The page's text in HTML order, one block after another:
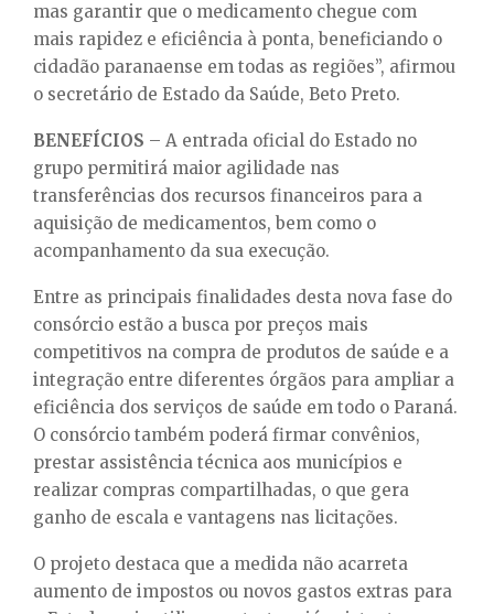
mas garantir que o medicamento chegue com
mais rapidez e eficiência à ponta, beneficiando o
cidadão paranaense em todas as regiões”, afirmou
o secretário de Estado da Saúde, Beto Preto.
BENEFÍCIOS – A entrada oficial do Estado no
grupo permitirá maior agilidade nas
transferências dos recursos financeiros para a
aquisição de medicamentos, bem como o
acompanhamento da sua execução.
Entre as principais finalidades desta nova fase do
consórcio estão a busca por preços mais
competitivos na compra de produtos de saúde e a
integração entre diferentes órgãos para ampliar a
eficiência dos serviços de saúde em todo o Paraná.
O consórcio também poderá firmar convênios,
prestar assistência técnica aos municípios e
realizar compras compartilhadas, o que gera
ganho de escala e vantagens nas licitações.
O projeto destaca que a medida não acarreta
aumento de impostos ou novos gastos extras para